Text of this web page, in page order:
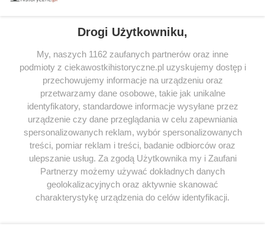
SERWIS
SPOŁECZNOŚĆ
WSPÓŁPRACA
KONTAKT
ODWIEDŹ RÓWNIEŻ:
Drogi Użytkowniku,
My, naszych 1162 zaufanych partnerów oraz inne
podmioty z ciekawostkihistoryczne.pl uzyskujemy dostęp i
przechowujemy informacje na urządzeniu oraz
przetwarzamy dane osobowe, takie jak unikalne
identyfikatory, standardowe informacje wysyłane przez
urządzenie czy dane przeglądania w celu zapewniania
spersonalizowanych reklam, wybór spersonalizowanych
treści, pomiar reklam i treści, badanie odbiorców oraz
ulepszanie usług. Za zgodą Użytkownika my i Zaufani
Partnerzy możemy używać dokładnych danych
geolokalizacyjnych oraz aktywnie skanować
charakterystykę urządzenia do celów identyfikacji.